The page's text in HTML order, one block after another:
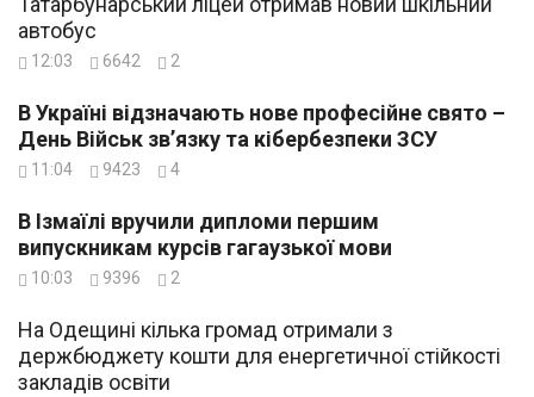
автобус
12:03 6642 2
В Україні відзначають нове професійне свято –
День Військ зв’язку та кібербезпеки ЗСУ
11:04 9423 4
В Ізмаїлі вручили дипломи першим
випускникам курсів гагаузької мови
10:03 9396 2
На Одещині кілька громад отримали з
держбюджету кошти для енергетичної стійкості
закладів освіти